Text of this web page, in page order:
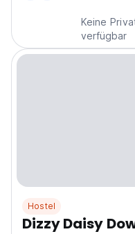
Keine
verfügbar
Hostel
Dizzy Daisy